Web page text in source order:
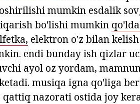
mumkin esdalik
bo'lishi mumkin
elektron o'z bilan
endi bunday ish qizlar
ayol oz yordam,
musiqa igna qo'liga
nazorati ostida joy